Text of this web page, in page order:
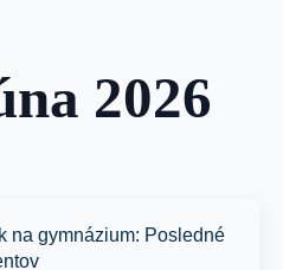
2026